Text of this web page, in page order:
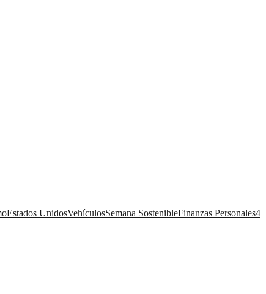
Estados UnidosVehículosSemana SostenibleFinanzas Personales4